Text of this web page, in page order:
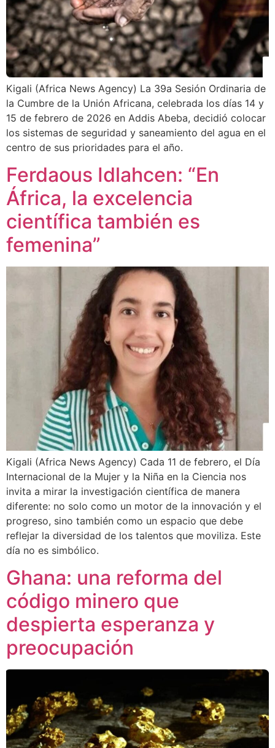
Kigali (Africa News Agency) La 39a Sesión Ordinaria de
la Cumbre de la Unión Africana, celebrada los días 14 y
15 de febrero de 2026 en Addis Abeba, decidió colocar
los sistemas de seguridad y saneamiento del agua en el
centro de sus prioridades para el año.
Ferdaous Idlahcen: “En
África, la excelencia
científica también es
femenina”
Kigali (Africa News Agency) Cada 11 de febrero, el Día
Internacional de la Mujer y la Niña en la Ciencia nos
invita a mirar la investigación científica de manera
diferente: no solo como un motor de la innovación y el
progreso, sino también como un espacio que debe
reflejar la diversidad de los talentos que moviliza. Este
día no es simbólico.
Ghana: una reforma del
código minero que
despierta esperanza y
preocupación